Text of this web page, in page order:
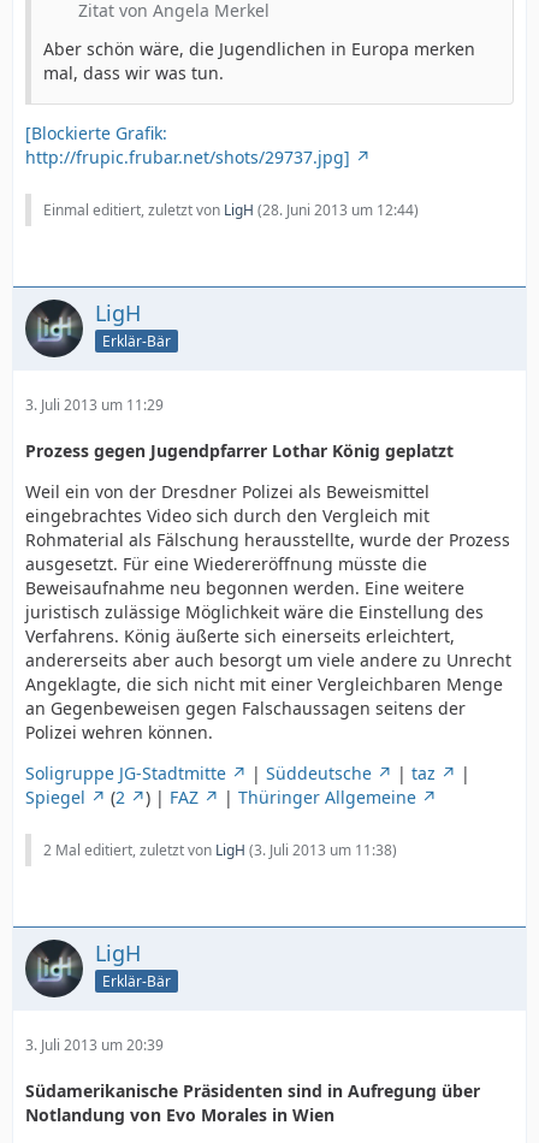
Zitat von Angela Merkel
Aber schön wäre, die Jugendlichen in Europa merken
mal, dass wir was tun.
[Blockierte Grafik:
http://frupic.frubar.net/shots/29737.jpg]
Einmal editiert, zuletzt von LigH (28. Juni 2013 um 12:44)
LigH
Erklär-Bär
3. Juli 2013 um 11:29
Prozess gegen Jugendpfarrer Lothar König geplatzt
Weil ein von der Dresdner Polizei als Beweismittel
eingebrachtes Video sich durch den Vergleich mit
Rohmaterial als Fälschung herausstellte, wurde der Prozess
ausgesetzt. Für eine Wiedereröffnung müsste die
Beweisaufnahme neu begonnen werden. Eine weitere
juristisch zulässige Möglichkeit wäre die Einstellung des
Verfahrens. König äußerte sich einerseits erleichtert,
andererseits aber auch besorgt um viele andere zu Unrecht
Angeklagte, die sich nicht mit einer Vergleichbaren Menge
an Gegenbeweisen gegen Falschaussagen seitens der
Polizei wehren können.
Soligruppe JG-Stadtmitte
| Süddeutsche | taz
|
Spiegel
(2 ) | FAZ | Thüringer Allgemeine
2 Mal editiert, zuletzt von LigH (3. Juli 2013 um 11:38)
LigH
Erklär-Bär
3. Juli 2013 um 20:39
Südamerikanische Präsidenten sind in Aufregung über
Notlandung von Evo Morales in Wien